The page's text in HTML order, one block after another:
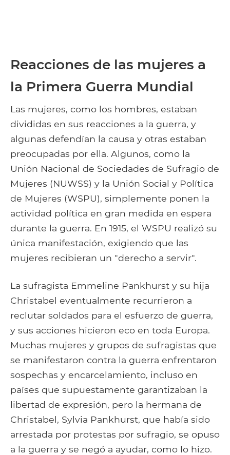
Reacciones de las mujeres a
la Primera Guerra Mundial
Las mujeres, como los hombres, estaban
divididas en sus reacciones a la guerra, y
algunas defendían la causa y otras estaban
preocupadas por ella. Algunos, como la
Unión Nacional de Sociedades de Sufragio de
Mujeres (NUWSS) y la Unión Social y Política
de Mujeres (WSPU), simplemente ponen la
actividad política en gran medida en espera
durante la guerra. En 1915, el WSPU realizó su
única manifestación, exigiendo que las
mujeres recibieran un "derecho a servir".
La sufragista Emmeline Pankhurst y su hija
Christabel eventualmente recurrieron a
reclutar soldados para el esfuerzo de guerra,
y sus acciones hicieron eco en toda Europa.
Muchas mujeres y grupos de sufragistas que
se manifestaron contra la guerra enfrentaron
sospechas y encarcelamiento, incluso en
países que supuestamente garantizaban la
libertad de expresión, pero la hermana de
Christabel, Sylvia Pankhurst, que había sido
arrestada por protestas por sufragio, se opuso
a la guerra y se negó a ayudar, como lo hizo.